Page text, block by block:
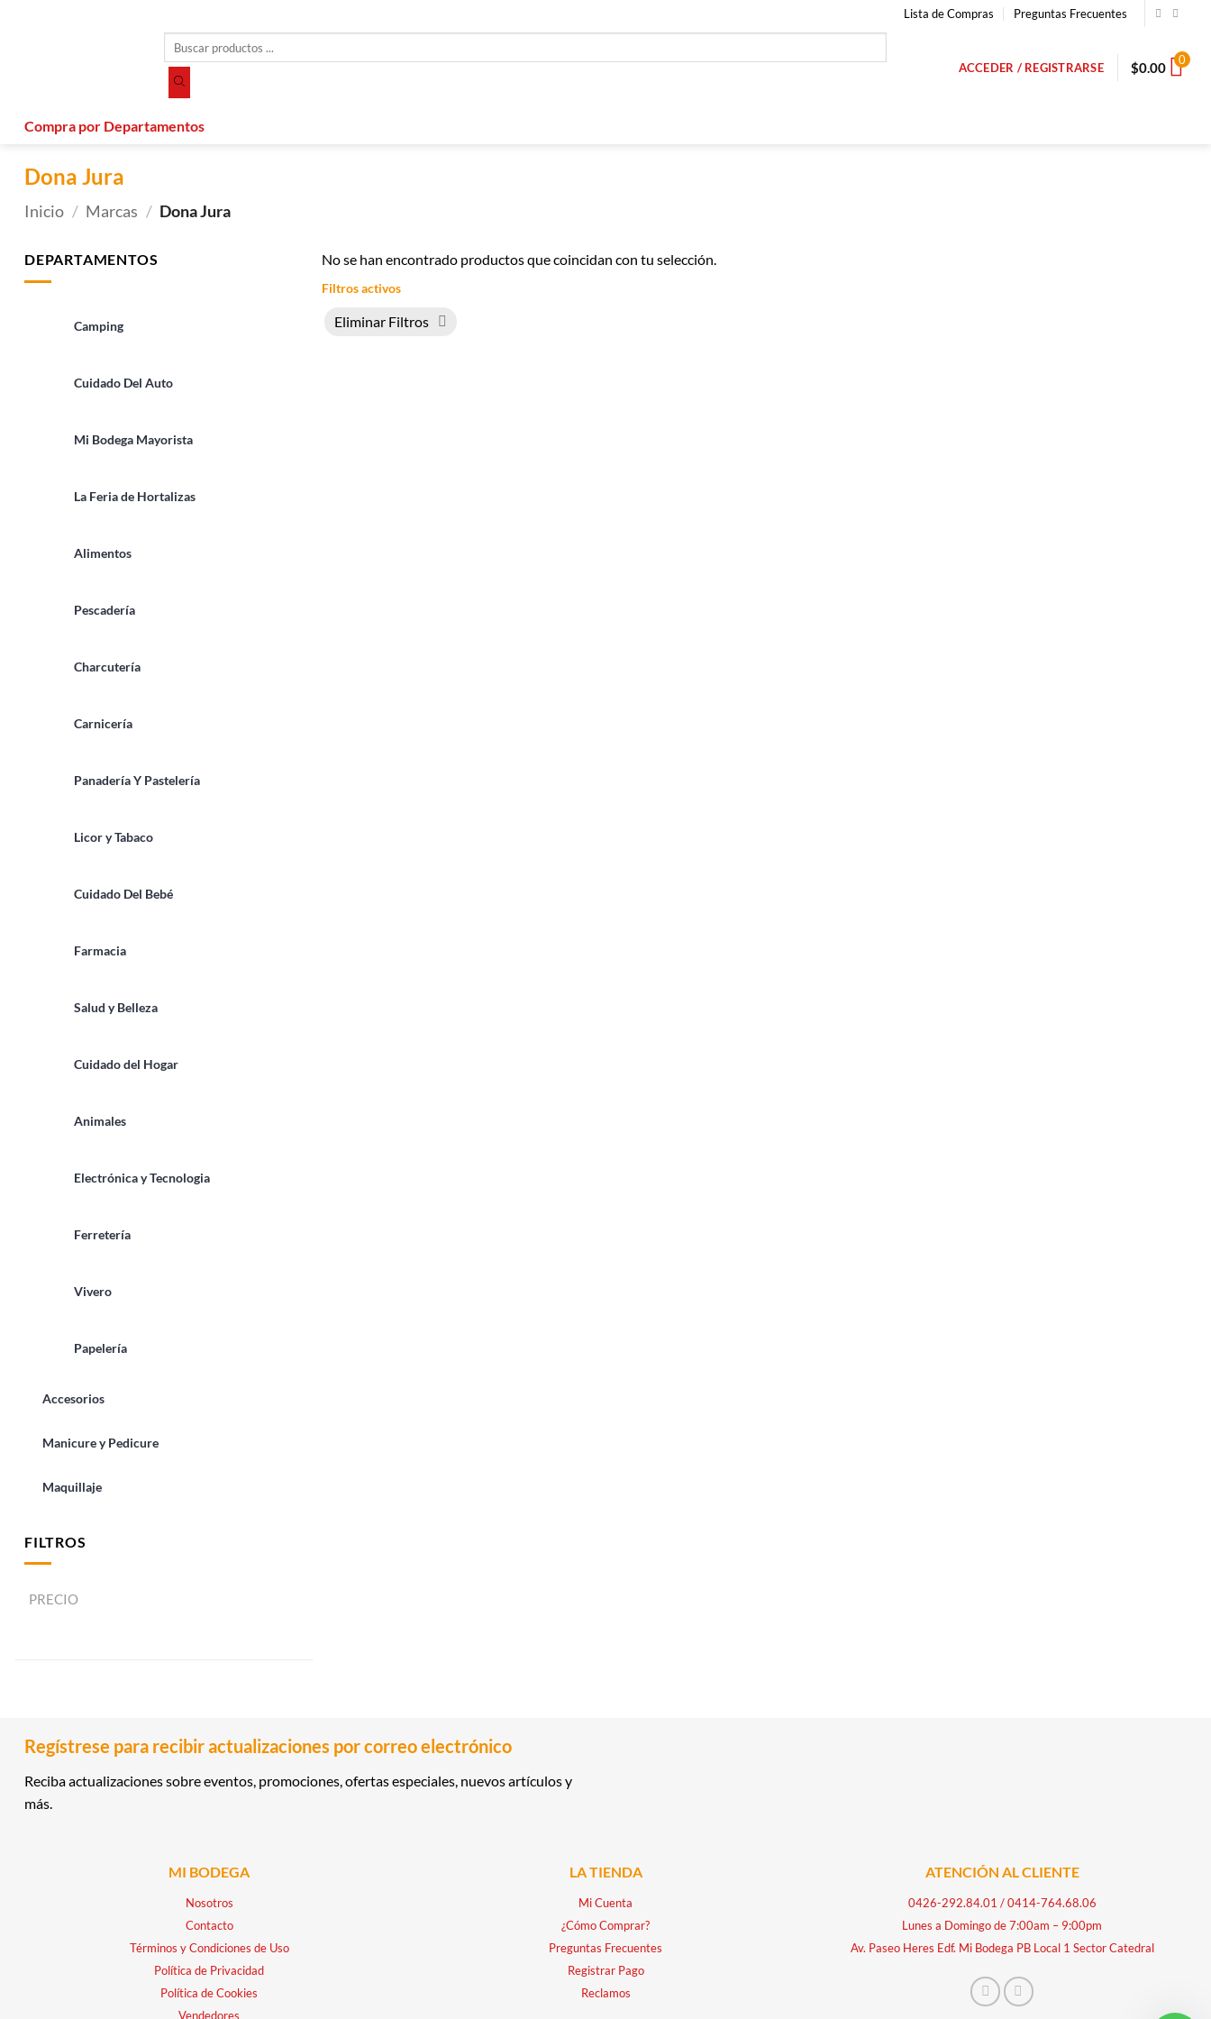
Lista de Compras Preguntas Frecuentes
productos
ACCEDER / REGISTRARSE $0.00 0
Compra por Departamentos
Dona Jura
Inicio / Marcas / Dona Jura
DEPARTAMENTOS
Camping
Cuidado Del Auto
Mi Bodega Mayorista
La Feria de Hortalizas
Alimentos
Pescadería
Charcutería
Carnicería
Panadería Y Pastelería
Licor y Tabaco
Cuidado Del Bebé
Farmacia
Salud y Belleza
Cuidado del Hogar
Animales
Electrónica y Tecnologia
Ferretería
Vivero
Papelería
Accesorios
Manicure y Pedicure
Maquillaje
FILTROS
PRECIO
No se han encontrado productos que coincidan con tu selección.
Filtros activos
Eliminar Filtros
Regístrese para recibir actualizaciones por correo electrónico
Reciba actualizaciones sobre eventos, promociones, ofertas especiales, nuevos artículos y
más.
MI BODEGA
Nosotros
Contacto
Términos y Condiciones de Uso
Política de Privacidad
Política de Cookies
Vendedores
LA TIENDA
Mi Cuenta
¿Cómo Comprar?
Preguntas Frecuentes
Registrar Pago
Reclamos
ATENCIÓN AL CLIENTE
0426-292.84.01 /0414-764.68.06
Lunes a Domingo de 7:00am – 9:00pm
Av. Paseo Heres Edf. Mi Bodega PB Local 1 Sector Catedral